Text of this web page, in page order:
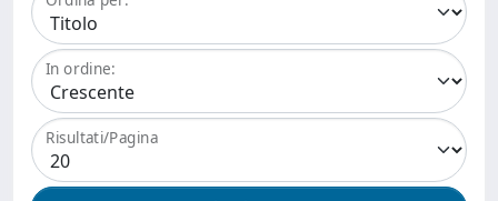
In ordine:
Risultati/Pagina